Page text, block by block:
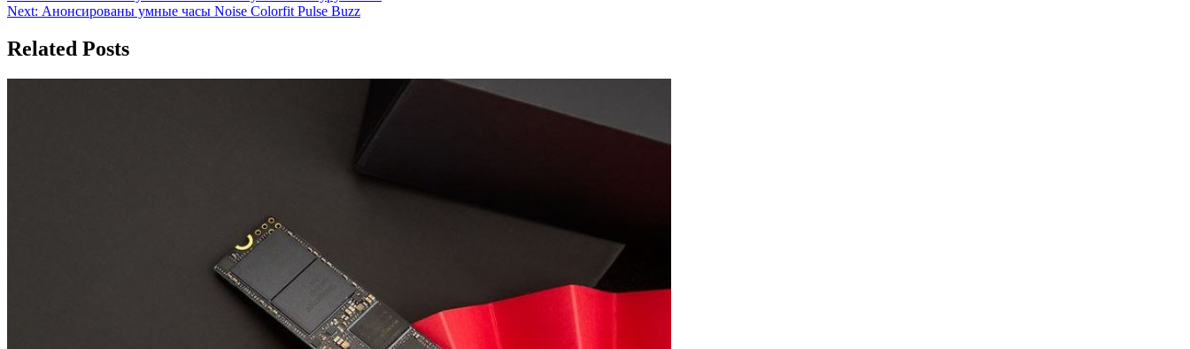
по
записям
Next: Анонсированы умные часы Noise Colorfit Pulse Buzz
Related Posts